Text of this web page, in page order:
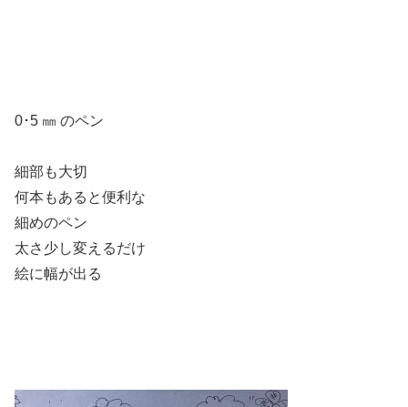
0･5 ㎜ のペン
細部も大切
何本もあると便利な
細めのペン
太さ少し変えるだけ
絵に幅が出る